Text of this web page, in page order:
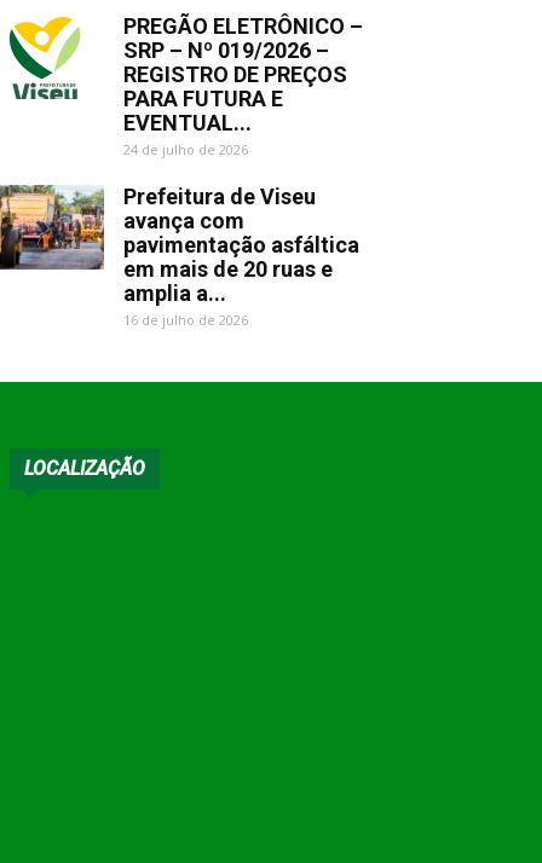
PREGÃO ELETRÔNICO –
SRP – Nº 019/2026 –
REGISTRO DE PREÇOS
PARA FUTURA E
EVENTUAL...
24 de julho de 2026
Prefeitura de Viseu
avança com
pavimentação asfáltica
em mais de 20 ruas e
amplia a...
16 de julho de 2026
LOCALIZAÇÃO